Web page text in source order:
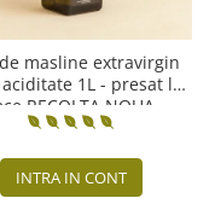
masline extravirgin
aciditate 1L - presat la
RECOLTA NOUA
INTRA IN CONT